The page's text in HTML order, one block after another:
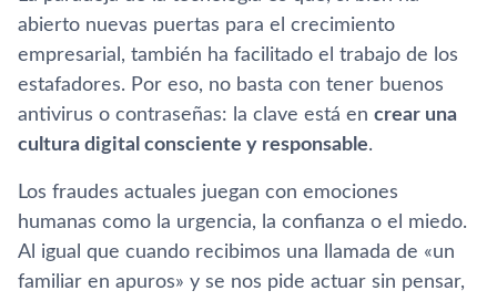
abierto nuevas puertas para el crecimiento
empresarial, también ha facilitado el trabajo de los
estafadores. Por eso, no basta con tener buenos
antivirus o contraseñas: la clave está en crear una
cultura digital consciente y responsable.
Los fraudes actuales juegan con emociones
humanas como la urgencia, la confianza o el miedo.
Al igual que cuando recibimos una llamada de «un
familiar en apuros» y se nos pide actuar sin pensar,